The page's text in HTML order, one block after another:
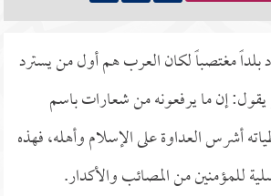
بلداً مغتصباً لكان العرب هم أول من يسترد
إن ما يرفعونه من شعارات باسم
أشرس العداوة على الإسلام وأهله، فهذه
للمؤمنين من المصائب والأكدار.